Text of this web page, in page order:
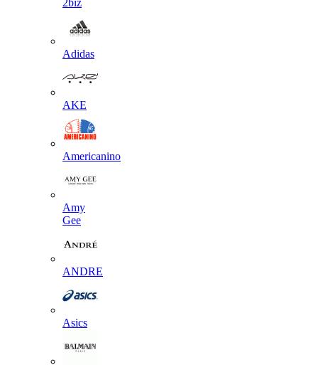
2biz
Adidas
AKE
Americanino
Amy
Gee
ANDRE
Asics